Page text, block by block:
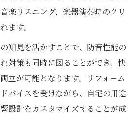
楽リスニング、楽器演奏時のクリ
ます。
知見を活かすことで、防音性能の
対策も同時に図ることができ、快
立が可能となります。リフォーム
バイスを受けながら、自宅の用途
設計をカスタマイズすることが成